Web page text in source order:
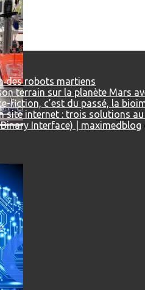
Google a maintenant son propre
des robots martiens
terrain sur la planète Mars
fiction, c’est du passé, la
site internet : trois solutions au
Interface) | maximedblog